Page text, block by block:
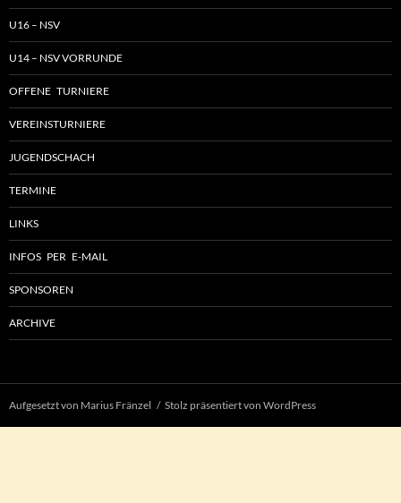
U16 – NSV
U14 – NSV VORRUNDE
OFFENE TURNIERE
VEREINSTURNIERE
JUGENDSCHACH
TERMINE
LINKS
INFOS PER E-MAIL
SPONSOREN
ARCHIVE
Aufgesetzt von Marius Fränzel Stolz präsentiert von WordPress